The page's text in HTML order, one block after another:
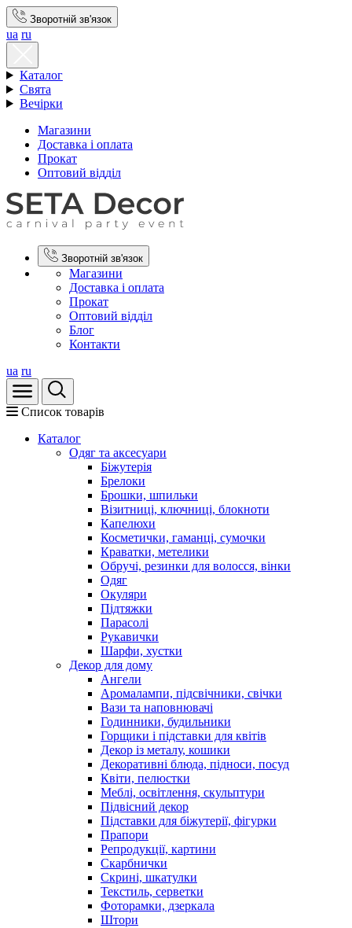
Зворотній зв'язок
ua ru
Каталог
Свята
Вечірки
Магазини
Доставка і оплата
Прокат
Оптовий відділ
Зворотній зв'язок
Магазини
Доставка і оплата
Прокат
Оптовий відділ
Блог
Контакти
ua ru
Список товарів
Каталог
Oдяг та аксесуари
Біжутерія
Брелоки
Брошки, шпильки
Візитниці, ключниці, блокноти
Капелюхи
Косметички, гаманці, сумочки
Краватки, метелики
Обручі, резинки для волосся, вінки
Одяг
Окуляри
Підтяжки
Парасолі
Рукавички
Шарфи, хустки
Декор для дому
Ангели
Аромалампи, підсвічники, свічки
Вази та наповнювачі
Годинники, будильники
Горщики і підставки для квітів
Декор із металу, кошики
Декоративні блюда, підноси, посуд
Квіти, пелюстки
Меблі, освітлення, скульптури
Підвісний декор
Підставки для біжутерії, фігурки
Прапори
Репродукції, картини
Скарбнички
Скрині, шкатулки
Текстиль, серветки
Фоторамки, дзеркала
Штори